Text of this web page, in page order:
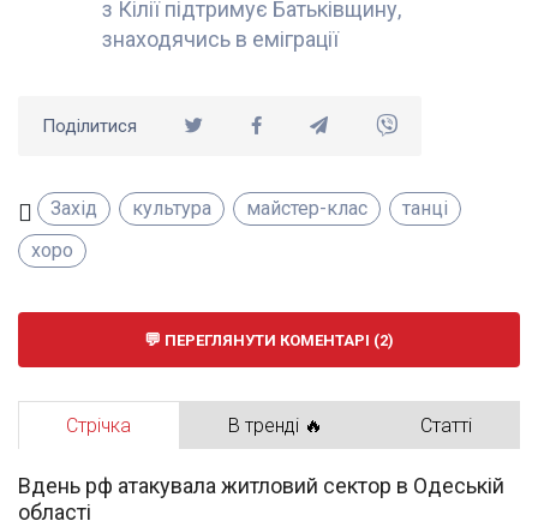
з Кілії підтримує Батьківщину,
знаходячись в еміграції
Поділитися
Захід культура майстер-клас
танці
хоро
ПЕРЕГЛЯНУТИ КОМЕНТАРІ (2)
Стрічка В тренді 🔥 Статті
Вдень рф атакувала житловий сектор в Одеській
області